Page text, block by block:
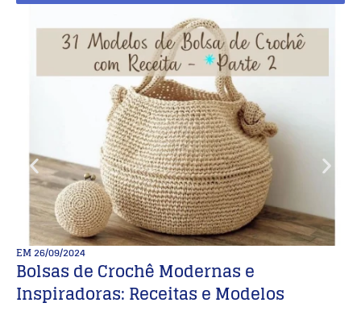
EM26/09/2024
Bolsas de Crochê Modernas e
Inspiradoras: Receitas e Modelos